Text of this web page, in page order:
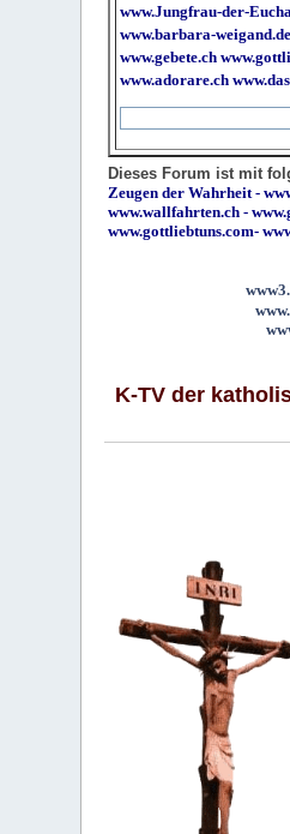
www.Jungfrau-der-
www.barbara-weigand.de
www.gebete.ch
www.adorare.ch
Dieses Forum ist mit
Zeugen der Wahrheit -
www.wallfahrten.ch -
www.gottliebtuns.com-
K-TV der